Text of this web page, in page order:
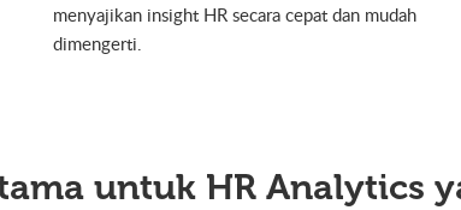
menyajikan insight HR secara cepat dan mudah
dimengerti.
untuk HR Analytics